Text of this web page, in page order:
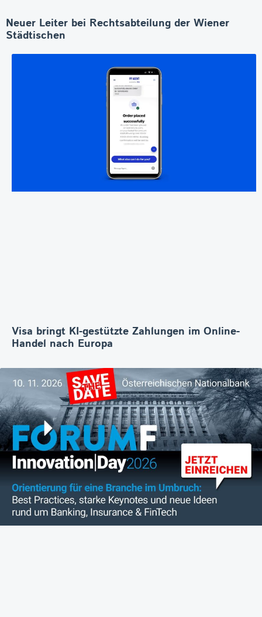
Neuer Leiter bei Rechtsabteilung der Wiener
Städtischen
Visa bringt KI-gestützte Zahlungen im Online-
Handel nach Europa